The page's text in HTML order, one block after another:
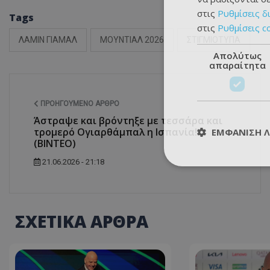
Tags
ΛΑΜΙΝ ΓΙΑΜΑΛ ΜΟΥΝΤΙΑΛ 2026
ΠΡΟΗΓΟΎΜΕΝΟ ΆΡΘΡΟ
Άστραψε και βρόντηξε με τεσσάρα και
τρομερό Ογιαρθάμπαλ η Ισπανία!
(BINTEO)
21.06.2026 - 21:18
ΣΧΕΤΙΚΑ ΑΡΘΡΑ
στις Ρυθμίσεις
στις Ρυθμίσεις
Απολύτως
απαραίτητα
ΕΜΦΆΝΙΣΗ